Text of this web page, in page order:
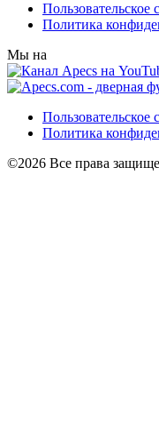
Пользовательское
Политика
Мы на
Пользовательское
Политика
©2026 Все права